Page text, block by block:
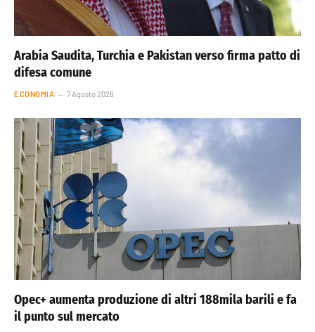
Arabia Saudita, Turchia e Pakistan verso firma patto di
difesa comune
ECONOMIA 7 Agosto 2026
Opec+ aumenta produzione di altri 188mila barili e fa
il punto sul mercato